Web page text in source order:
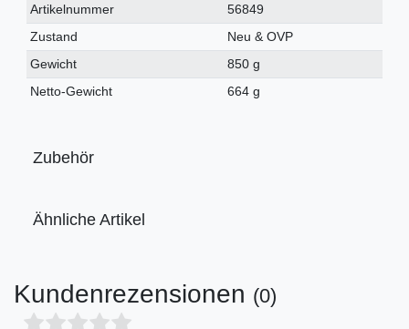
Technisches
Merkmal
Wert
Artikelnummer
56849
Zustand
Neu & OVP
Gewicht
850 g
Netto-Gewicht
664 g
Zubehör
Ähnliche Artikel
Kundenrezensionen (0)